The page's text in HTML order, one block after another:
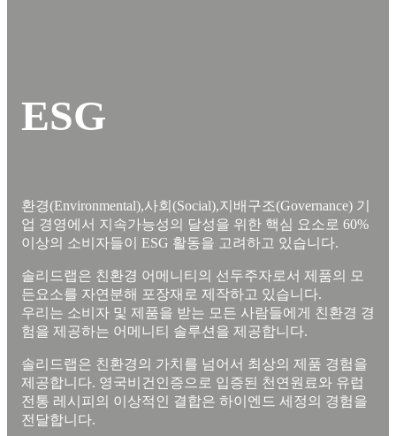
ESG
환경(Environmental),사회(Social),지배구조(Governance) 기
업 경영에서 지속가능성의 달성을 위한 핵심 요소로 60%
이상의 소비자들이 ESG 활동을 고려하고 있습니다.
솔리드랩은 친환경 어메니티의 선두주자로서 제품의 모
든요소를 자연분해 포장재로 제작하고 있습니다.
우리는 소비자 및 제품을 받는 모든 사람들에게 친환경 경
험을 제공하는 어메니티 솔루션을 제공합니다.
솔리드랩은 친환경의 가치를 넘어서 최상의 제품 경험을
제공합니다. 영국비건인증으로 입증된 천연원료와 유럽
전통 레시피의 이상적인 결합은 하이엔드 세정의 경험을
전달합니다.